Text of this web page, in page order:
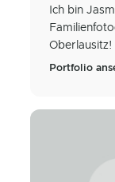
Ich bin
Oberlausitz!
Portfolio